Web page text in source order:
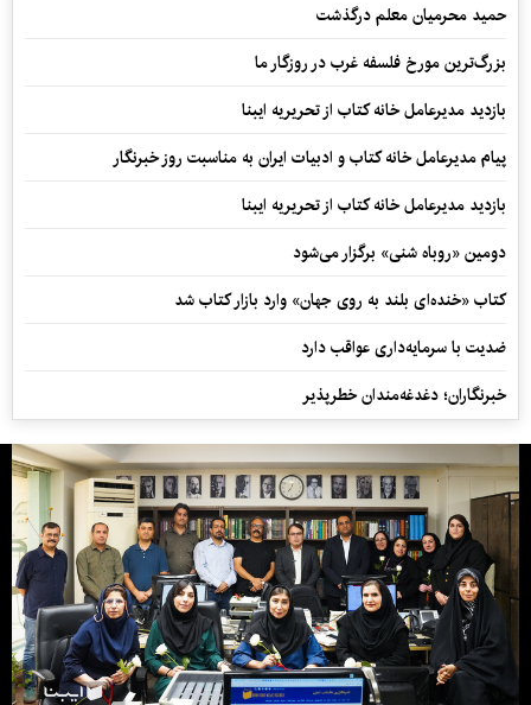
حمید محرمیان معلم درگذشت
بزرگ‌ترین مورخ فلسفه غرب در روزگار ما
بازدید مدیرعامل خانه کتاب از تحریریه ایبنا
پیام مدیرعامل خانه کتاب و ادبیات ایران به مناسبت روز خبرنگار
بازدید مدیرعامل خانه کتاب از تحریریه ایبنا
دومین «روباه شنی» برگزار می‌شود
کتاب «خنده‌ای بلند به روی جهان» وارد بازار کتاب شد
ضدیت با سرمایه‌داری عواقب دارد
خبرنگاران؛ دغدغه‌مندان خطرپذیر